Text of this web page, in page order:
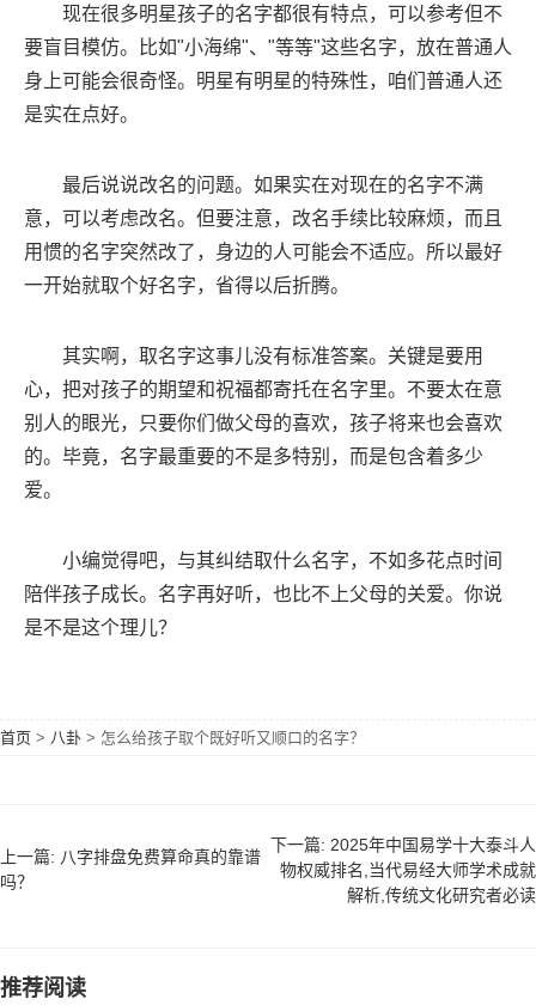
现在很多明星孩子的名字都很有特点，可以参考但不
要盲目模仿。比如"小海绵"、"等等"这些名字，放在普通人
身上可能会很奇怪。明星有明星的特殊性，咱们普通人还
是实在点好。
最后说说改名的问题。如果实在对现在的名字不满
意，可以考虑改名。但要注意，改名手续比较麻烦，而且
用惯的名字突然改了，身边的人可能会不适应。所以最好
一开始就取个好名字，省得以后折腾。
其实啊，取名字这事儿没有标准答案。关键是要用
心，把对孩子的期望和祝福都寄托在名字里。不要太在意
别人的眼光，只要你们做父母的喜欢，孩子将来也会喜欢
的。毕竟，名字最重要的不是多特别，而是包含着多少
爱。
小编觉得吧，与其纠结取什么名字，不如多花点时间
陪伴孩子成长。名字再好听，也比不上父母的关爱。你说
是不是这个理儿？
首页 > 八卦 > 怎么给孩子取个既好听又顺口的名字？
上一篇: 八字排盘免费算命真的靠谱
吗？
下一篇: 2025年中国易学十大泰斗人
物权威排名,当代易经大师学术成就
解析,传统文化研究者必读
推荐阅读